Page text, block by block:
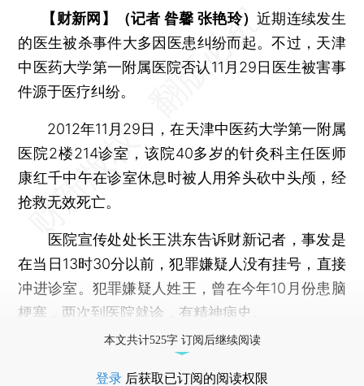
【财新网】（记者 昝馨 张艳玲）近期连续发生
的医生被杀事件大多因医患纠纷而起。不过，天津
中医药大学第一附属医院否认11月29日医生被害事
件源于医疗纠纷。
2012年11月29日，在天津中医药大学第一附属
医院2楼214诊室，该院40多岁的针灸科主任医师
康红千中午在诊室休息时被人用斧头砍中头颅，经
抢救无效死亡。
医院宣传处处长王洪东告诉财新记者，事发是
在当日13时30分以前，犯罪嫌疑人没有挂号，直接
冲进诊室。犯罪嫌疑人姓王，曾在今年10月份患脑
梗塞，两次到医院就诊，有精神病史。
本文共计525字 订阅后继续阅读
登录 后获取已订阅的阅读权限